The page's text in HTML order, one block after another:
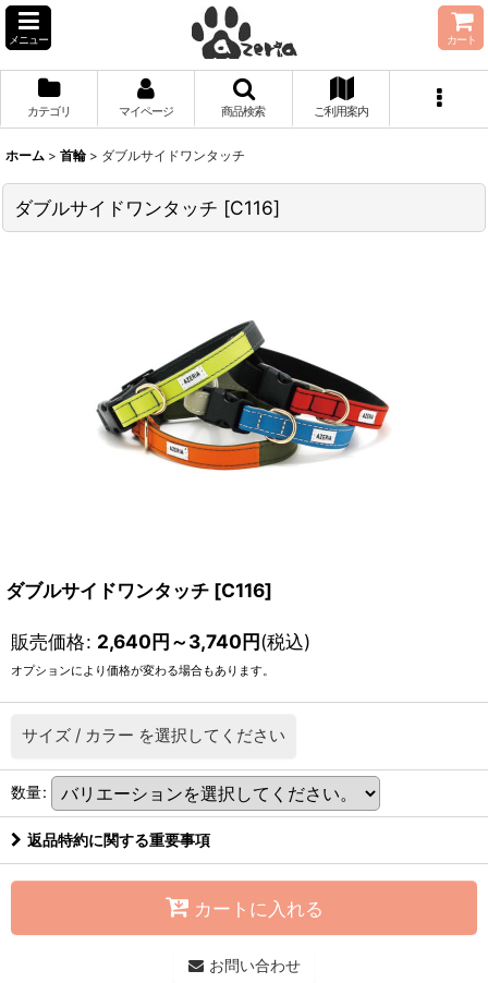
メニュー カート
カテゴリ マイページ 商品検索 ご利用案内
ホーム > 首輪 > ダブルサイドワンタッチ
ダブルサイドワンタッチ [C116]
ダブルサイドワンタッチ [C116]
販売価格: 2,640円～3,740円(税込)
オプションにより価格が変わる場合もあります。
サイズ / カラー を選択してください
数量:
返品特約に関する重要事項
カートに入れる
お問い合わせ